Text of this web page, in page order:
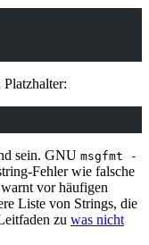
sein. GNU msgfmt -
Fehler wie falsche
vor häufigen
Liste von Strings, die
zu was nicht